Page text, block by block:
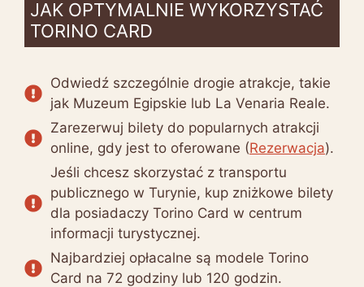
JAK OPTYMALNIE WYKORZYSTAĆ
TORINO CARD
Odwiedź szczególnie drogie atrakcje, takie
jak Muzeum Egipskie lub La Venaria Reale.
Zarezerwuj bilety do popularnych atrakcji
online, gdy jest to oferowane (Rezerwacja).
Jeśli chcesz skorzystać z transportu
publicznego w Turynie, kup zniżkowe bilety
dla posiadaczy Torino Card w centrum
informacji turystycznej.
Najbardziej opłacalne są modele Torino
Card na 72 godziny lub 120 godzin.